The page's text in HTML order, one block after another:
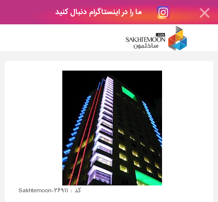
ما را در اینستاگرام دنبال کنید
کد : Sakhtemoon-۲۶۹۱۱